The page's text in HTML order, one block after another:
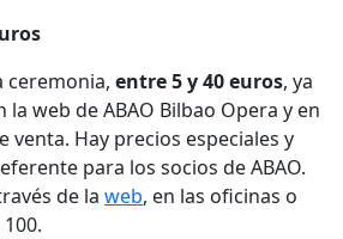
ceremonia, entre 5 y 40 euros, ya
web de ABAO Bilbao Opera y en
venta. Hay precios especiales y
para los socios de ABAO.
de la web, en las oficinas o